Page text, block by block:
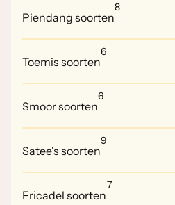
Piendang soorten
8
Toemis soorten
6
Smoor soorten
6
Satee's soorten
9
Fricadel soorten
7